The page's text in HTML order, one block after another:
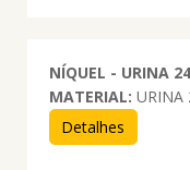
NÍQUEL - URINA
MATERIAL: URINA
Detalhes